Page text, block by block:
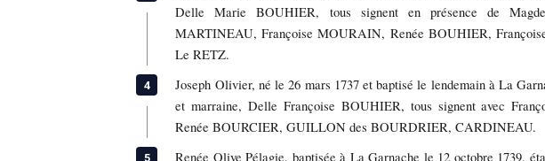
Delle Marie BOUHIER, tous signent en présence de
MARTINEAU, Françoise MOURAIN, Renée BOUHIER,
Le RETZ.
Joseph Olivier, né le 26 mars 1737 et baptisé le lendemain à La
et marraine, Delle Françoise BOUHIER, tous signent avec
Renée BOURCIER, GUILLON des BOURDRIER, CARDINEAU.
Renée Olive Pélagie, baptisée à La Garnache le 12 octobre 1739,